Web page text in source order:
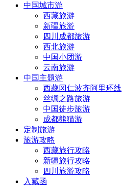
中国城市游
西藏旅游
新疆旅游
四川成都旅游
西北旅游
中国小团游
云南旅游
中国主题游
西藏冈仁波齐阿里环线
丝绸之路旅游
中国徒步旅游
成都熊猫游
定制旅游
旅游攻略
西藏旅行攻略
新疆旅行攻略
四川旅游攻略
入藏函